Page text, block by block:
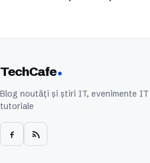
TechCafe
Blog noutăți și știri IT, evenimente IT
tutoriale